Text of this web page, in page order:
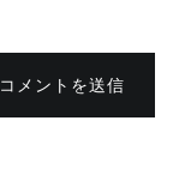
コメントを送信